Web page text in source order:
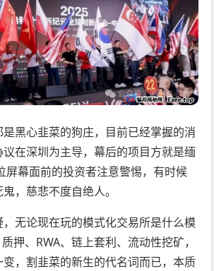
黑心韭菜的狗庄，目前已经掌握的消
在深圳为主导，幕后的项目方就是缅
屏幕面前的投资者注意警惕，有时候
，慈悲不度自绝人。
无论现在玩的模式化交易所是什么模
押、RWA、链上套利、流动性挖矿，
，割韭菜的新生的代名词而已，本质